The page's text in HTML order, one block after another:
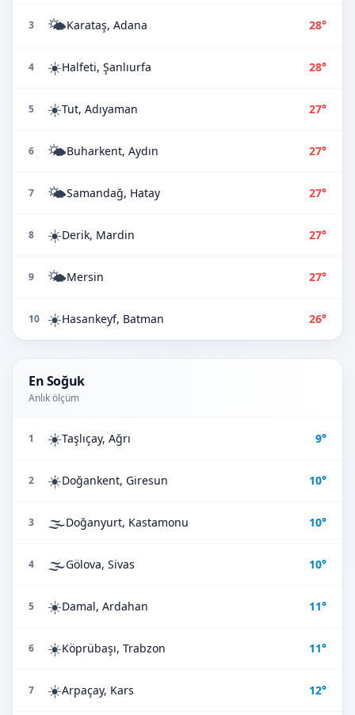
3 🌤️Karataş, Adana 28°
4 ☀️Halfeti, Şanlıurfa 28°
5 ☀️Tut, Adıyaman 27°
6 🌤️Buharkent, Aydın 27°
7 🌤️Samandağ, Hatay 27°
8 ☀️Derik, Mardin 27°
9 🌤️Mersin 27°
10 ☀️Hasankeyf, Batman 26°
En Soğuk
Anlık ölçüm
1 ☀️Taşlıçay, Ağrı 9°
2 ☀️Doğankent, Giresun 10°
3 🌫️Doğanyurt, Kastamonu 10°
4 🌫️Gölova, Sivas 10°
5 ☀️Damal, Ardahan 11°
6 ☀️Köprübaşı, Trabzon 11°
7 ☀️Arpaçay, Kars 12°